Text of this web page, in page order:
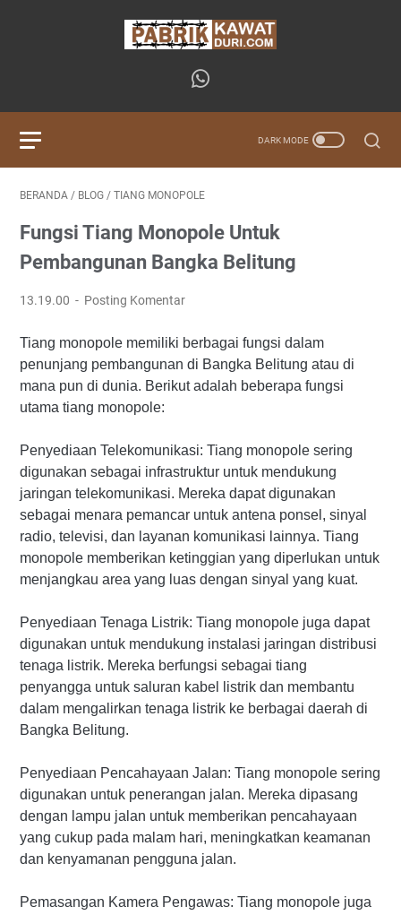
BERANDA / BLOG / TIANG MONOPOLE
Fungsi Tiang Monopole Untuk
Pembangunan Bangka Belitung
13.19.00 Posting Komentar
Tiang monopole memiliki berbagai fungsi dalam
penunjang pembangunan di Bangka Belitung atau di
mana pun di dunia. Berikut adalah beberapa fungsi
utama tiang monopole:
Penyediaan Telekomunikasi: Tiang monopole sering
digunakan sebagai infrastruktur untuk mendukung
jaringan telekomunikasi. Mereka dapat digunakan
sebagai menara pemancar untuk antena ponsel, sinyal
radio, televisi, dan layanan komunikasi lainnya. Tiang
monopole memberikan ketinggian yang diperlukan untuk
menjangkau area yang luas dengan sinyal yang kuat.
Penyediaan Tenaga Listrik: Tiang monopole juga dapat
digunakan untuk mendukung instalasi jaringan distribusi
tenaga listrik. Mereka berfungsi sebagai tiang
penyangga untuk saluran kabel listrik dan membantu
dalam mengalirkan tenaga listrik ke berbagai daerah di
Bangka Belitung.
Penyediaan Pencahayaan Jalan: Tiang monopole sering
digunakan untuk penerangan jalan. Mereka dipasang
dengan lampu jalan untuk memberikan pencahayaan
yang cukup pada malam hari, meningkatkan keamanan
dan kenyamanan pengguna jalan.
Pemasangan Kamera Pengawas: Tiang monopole juga